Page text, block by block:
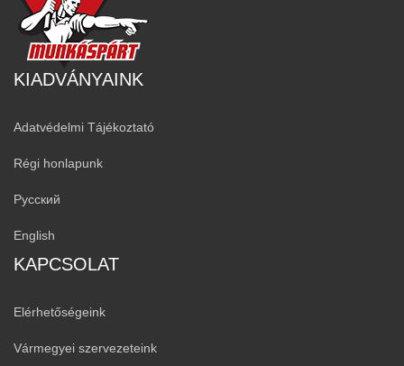
KIADVÁNYAINK
Adatvédelmi Tájékoztató
Régi honlapunk
Русский
English
KAPCSOLAT
Elérhetőségeink
Vármegyei szervezeteink